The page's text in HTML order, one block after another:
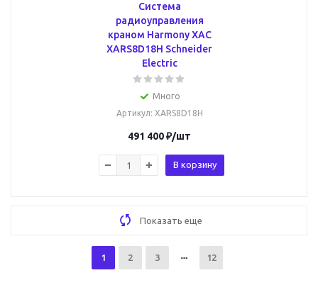
Система
радиоуправления
краном Harmony XAC
XARS8D18H Schneider
Electric
Много
Артикул: XARS8D18H
491 400₽/шт
В корзину
Показать еще
1 2 3 12